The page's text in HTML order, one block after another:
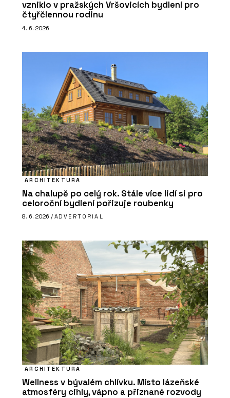
vzniklo v pražských Vršovicích bydlení pro
čtyřčlennou rodinu
4. 6. 2026
ARCHITEKTURA
Na chalupě po celý rok. Stále více lidí si pro
celoroční bydlení pořizuje roubenky
8. 6. 2026 / ADVERTORIAL
ARCHITEKTURA
Wellness v bývalém chlívku. Místo lázeňské
atmosféry cihly, vápno a přiznané rozvody